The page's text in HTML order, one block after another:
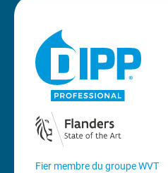
Fier membre du groupe WVT